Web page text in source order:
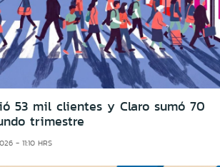
53 mil clientes y Claro sumó 70
trimestre
- 11:10 HRS